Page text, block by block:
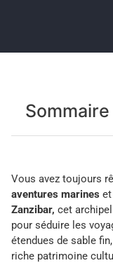
Sommaire
Vous avez toujours
aventures marines
Zanzibar, cet
pour séduire les
étendues de sable
riche patrimoine